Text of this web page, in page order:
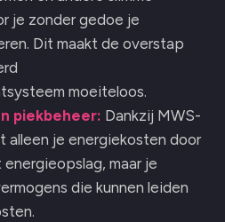
je zonder gedoe je
Dit maakt de overstap
moeiteloos.
piekbeheer: Dankzij MWS-
alleen je energiekosten door
maar je
die kunnen leiden